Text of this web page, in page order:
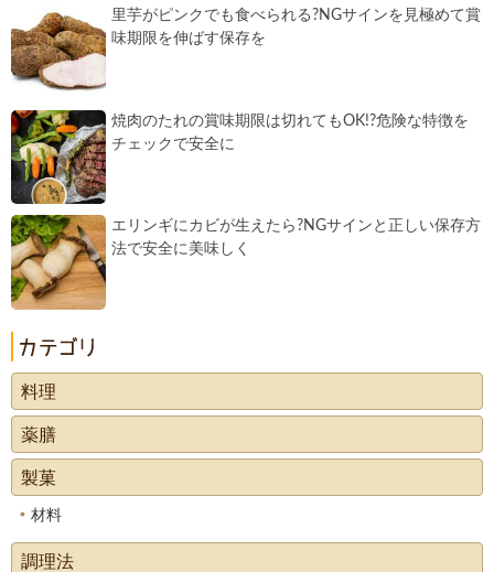
里芋がピンクでも食べられる?NGサインを見極めて賞
味期限を伸ばす保存を
焼肉のたれの賞味期限は切れてもOK!?危険な特徴を
チェックで安全に
エリンギにカビが生えたら?NGサインと正しい保存方
法で安全に美味しく
料理
薬膳
製菓
材料
調理法